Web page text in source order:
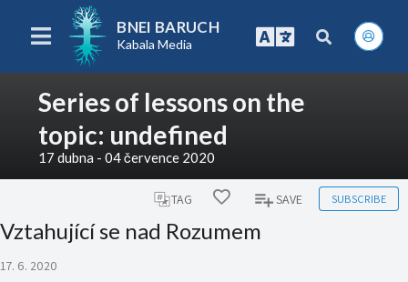
BNEI BARUCH
Kabala Media
Series of lessons on the
topic: undefined
17 dubna - 04 července 2020
TAG SAVE SUBSCRIBE
Vztahující se nad Rozumem
17. 6. 2020